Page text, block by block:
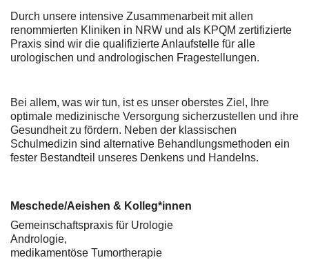
Durch unsere intensive Zusammenarbeit mit allen
renommierten Kliniken in NRW und als KPQM zertifizierte
Praxis sind wir die qualifizierte Anlaufstelle für alle
urologischen und andrologischen Fragestellungen.
Bei allem, was wir tun, ist es unser oberstes Ziel, Ihre
optimale medizinische Versorgung sicherzustellen und ihre
Gesundheit zu fördern. Neben der klassischen
Schulmedizin sind alternative Behandlungsmethoden ein
fester Bestandteil unseres Denkens und Handelns.
Meschede/Aeishen & Kolleg*innen
Gemeinschaftspraxis für Urologie
Andrologie,
medikamentöse Tumortherapie